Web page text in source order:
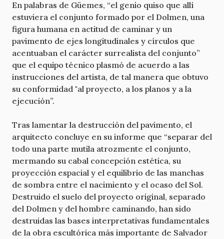
En palabras de Güemes, “el genio quiso que allí
estuviera el conjunto formado por el Dolmen, una
figura humana en actitud de caminar y un
pavimento de ejes longitudinales y círculos que
acentuaban el carácter surrealista del conjunto”
que el equipo técnico plasmó de acuerdo a las
instrucciones del artista, de tal manera que obtuvo
su conformidad "al proyecto, a los planos y a la
ejecución”.
Tras lamentar la destrucción del pavimento, el
arquitecto concluye en su informe que “separar del
todo una parte mutila atrozmente el conjunto,
mermando su cabal concepción estética, su
proyección espacial y el equilibrio de las manchas
de sombra entre el nacimiento y el ocaso del Sol.
Destruido el suelo del proyecto original, separado
del Dolmen y del hombre caminando, han sido
destruidas las bases interpretativas fundamentales
de la obra escultórica más importante de Salvador